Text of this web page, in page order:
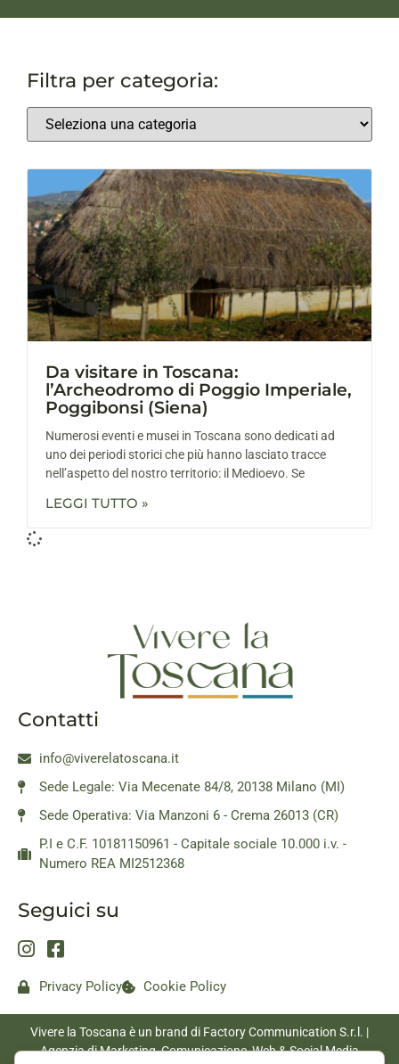
Filtra per categoria:
Da visitare in Toscana:
l’Archeodromo di Poggio Imperiale,
Poggibonsi (Siena)
Numerosi eventi e musei in Toscana sono dedicati ad
uno dei periodi storici che più hanno lasciato tracce
nell’aspetto del nostro territorio: il Medioevo. Se
LEGGI TUTTO »
Contatti
info@viverelatoscana.it
Sede Legale: Via Mecenate 84/8, 20138 Milano (MI)
Sede Operativa: Via Manzoni 6 - Crema 26013 (CR)
P.I e C.F. 10181150961 - Capitale sociale 10.000 i.v. -
Numero REA MI2512368
Seguici su
Privacy Policy Cookie Policy
Vivere la Toscana è un brand di Factory Communication S.r.l. |
Agenzia di Marketing, Comunicazione, Web & Social Media